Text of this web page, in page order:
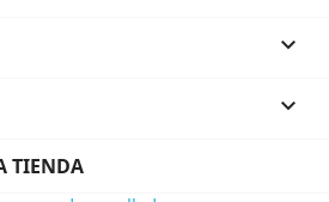


TIENDA